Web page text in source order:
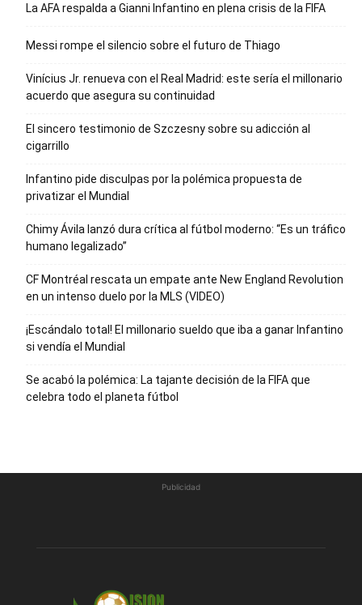
La AFA respalda a Gianni Infantino en plena crisis de la FIFA
Messi rompe el silencio sobre el futuro de Thiago
Vinícius Jr. renueva con el Real Madrid: este sería el millonario
acuerdo que asegura su continuidad
El sincero testimonio de Szczesny sobre su adicción al
cigarrillo
Infantino pide disculpas por la polémica propuesta de
privatizar el Mundial
Chimy Ávila lanzó dura crítica al fútbol moderno: “Es un tráfico
humano legalizado”
CF Montréal rescata un empate ante New England Revolution
en un intenso duelo por la MLS (VIDEO)
¡Escándalo total! El millonario sueldo que iba a ganar Infantino
si vendía el Mundial
Se acabó la polémica: La tajante decisión de la FIFA que
celebra todo el planeta fútbol
Publicidad